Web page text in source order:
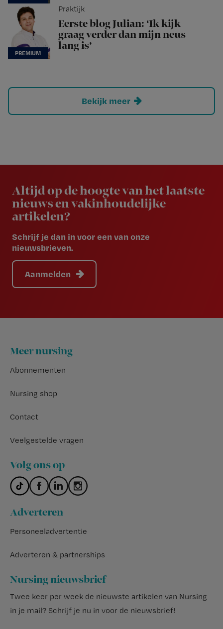
Praktijk
Eerste blog Julian: ‘Ik kijk
graag verder dan mijn neus
lang is’
Bekijk meer
Altijd op de hoogte van het laatste
nieuws en vakinhoudelijke
artikelen?
Schrijf je dan in voor een van onze
nieuwsbrieven.
Aanmelden
Footer
Meer nursing
Abonnementen
Nursing shop
Contact
Veelgestelde vragen
Volg ons op
Adverteren
Personeeladvertentie
Adverteren & partnerships
Nursing nieuwsbrief
Twee keer per week de nieuwste artikelen van Nursing
in je mail? Schrijf je nu in voor de nieuwsbrief!